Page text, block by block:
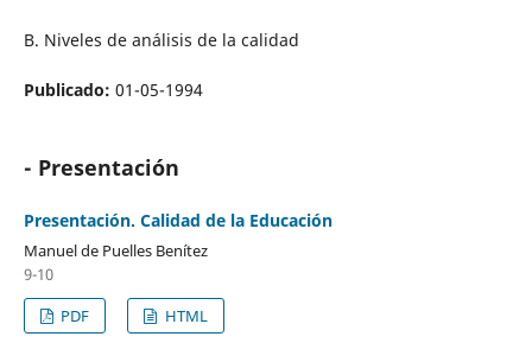
B. Niveles de análisis de la calidad
Publicado: 01-05-1994
- Presentación
Presentación. Calidad de la Educación
Manuel de Puelles Benítez
9-10
PDF
HTML